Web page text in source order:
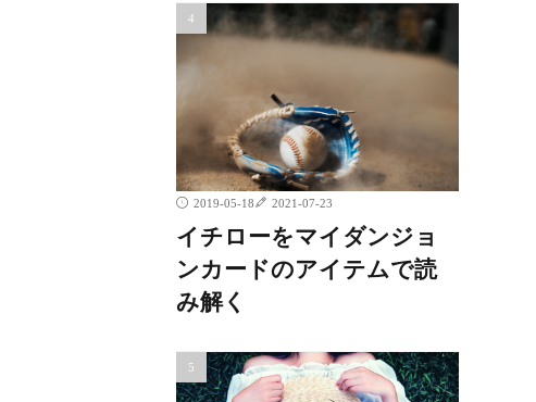
2019-05-18 2021-07-23
イチローをマイダンジョ
ンカードのアイテムで読
み解く